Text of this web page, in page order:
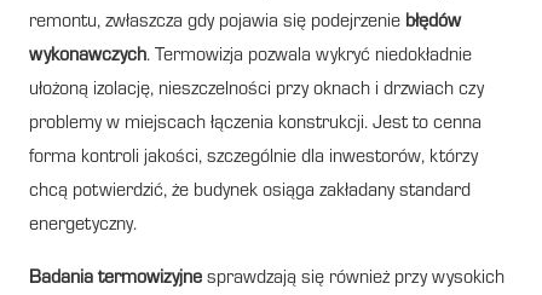
remontu, zwłaszcza gdy pojawia się podejrzenie błędów
wykonawczych. Termowizja pozwala wykryć niedokładnie
ułożoną izolację, nieszczelności przy oknach i drzwiach czy
problemy w miejscach łączenia konstrukcji. Jest to cenna
forma kontroli jakości, szczególnie dla inwestorów, którzy
chcą potwierdzić, że budynek osiąga zakładany standard
energetyczny.
Badania termowizyjne sprawdzają się również przy wysokich